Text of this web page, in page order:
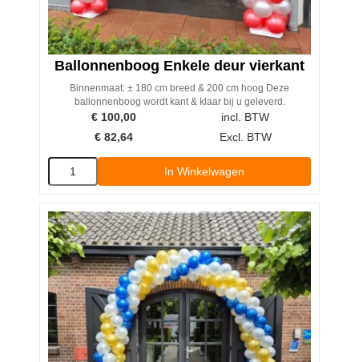
Ballonnenboog Enkele deur vierkant
Binnenmaat: ± 180 cm breed & 200 cm hoog Deze
ballonnenboog wordt kant & klaar bij u geleverd.
€ 100,00
incl. BTW
€ 82,64 Excl. BTW
In Winkelwagen